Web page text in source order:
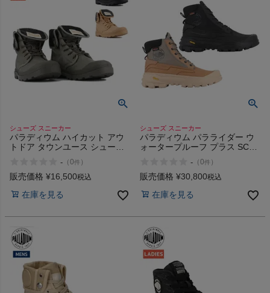
メンズカジュアルウェア
レディースカジュアルウェア
メンズスポーツウェア
スポーツシューズ
もっと見る
ヨガ
キャンプ・フェス
シューズ スニーカー
パラディウム ハイカット アウ
トドア タウンユース シューズ
BAGGY MICHIGAN 79497 008
209 325
- （0件 ）
販売価格 ¥16,500税込
在庫を見る
シューズ スニーカー
パラディウム パラライダー ウ
ォータープルーフ プラス SC
WP+ 09541 008 287
- （0件 ）
販売価格 ¥30,800税込
在庫を見る